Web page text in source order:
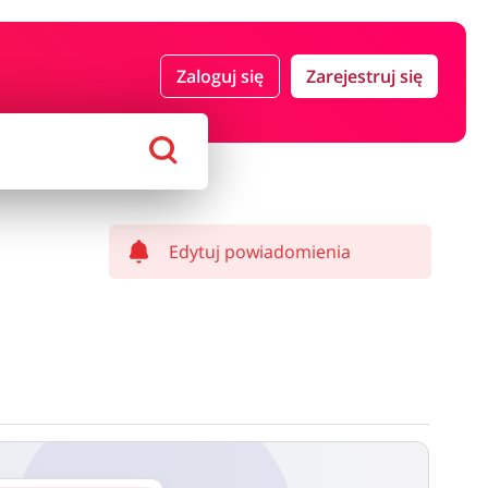
Zaloguj się Zarejestruj się
Edytuj powiadomienia
oraz może być naliczony od kwoty zamówienia